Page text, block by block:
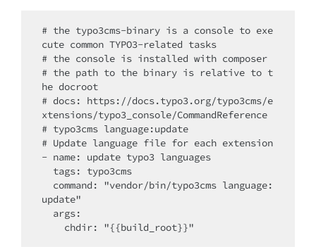
# the typo3cms-binary is a console to exe
cute common TYPO3-related tasks
# the console is installed with composer
# the path to the binary is relative to t
he docroot
# docs: https://docs.typo3.org/typo3cms/e
xtensions/typo3_console/CommandReference
# typo3cms language:update
# Update language file for each extension
- name: update typo3 languages
update"